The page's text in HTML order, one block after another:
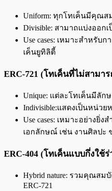
Uniform: ทุกโทเค็นมีคุณส
Divisible: สามาถแบ่งออก
Use cases: เหมาะสำหรับ
เค็นยูทิลิตี้
ERC-721 (โทเค็นที่ไม่สามา
Unique: แต่ละโทเค็นมีลั
Indivisible:แสดงเป็นหน่ว
Use cases: เหมาะอย่างยิ่
เอกลักษณ์ เช่น งานศิลปะ
ERC-404 (โทเค็นแบบกึ่งใช้
Hybrid nature: รวมคุณสม
ERC-721